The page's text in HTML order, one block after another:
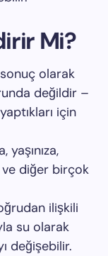
Mi?
olarak
değildir –
için
diğer birçok
ilişkili
su olarak
değişebilir.